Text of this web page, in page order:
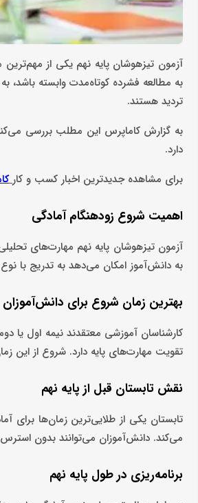
آزمون تیزهوشان پایه نهم یکی از
به مطالعه فشرده کوتاه‌مدت وابسته باشد،
تردید هستند.
به گزارش کاماپرس این مطلب بررسی
دارد.
برای مشاهده جدیدترین اخبار کسب و کار
اهمیت شروع زودهنگام آمادگی
آزمون تیزهوشان پایه نهم مهارت‌های
به دانش‌آموز امکان می‌دهد به‌ تدریج با
بهترین زمان شروع برای دانش‌آموزان
کارشناسان آموزشی معتقدند نیمه اول یا
تقویت مهارت‌های پایه دارد. شروع از این
نقش تابستان قبل از پایه نهم
تابستان یکی از طلایی‌ترین زمان‌ها برای
می‌کند. دانش‌آموزان می‌توانند بدون
برنامه‌ریزی در طول پایه نهم